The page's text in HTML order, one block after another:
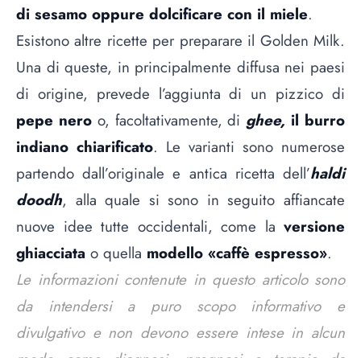
di sesamo oppure dolcificare con il miele.
Esistono altre ricette per preparare il Golden Milk.
Una di queste, in principalmente diffusa nei paesi
di origine, prevede l’aggiunta di un pizzico di
pepe neroo, facoltativamente, dighee, il burro
indiano chiarificato. Le varianti sono numerose
partendo dall’originale e antica ricetta dell’haldi
doodh, alla quale si sono in seguito affiancate
nuove idee tutte occidentali, come la versione
ghiacciata o quella modello «caffè espresso».
Le informazioni contenute in questo articolo sono
da intendersi a puro scopo informativo e
divulgativo e non devono essere intese in alcun